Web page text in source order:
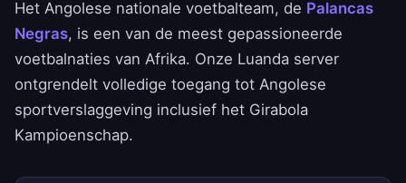
Het Angolese nationale voetbalteam, de Palancas
Negras, is een van de meest gepassioneerde
voetbalnaties van Afrika. Onze Luanda server
ontgrendelt volledige toegang tot Angolese
sportverslaggeving inclusief het Girabola
Kampioenschap.